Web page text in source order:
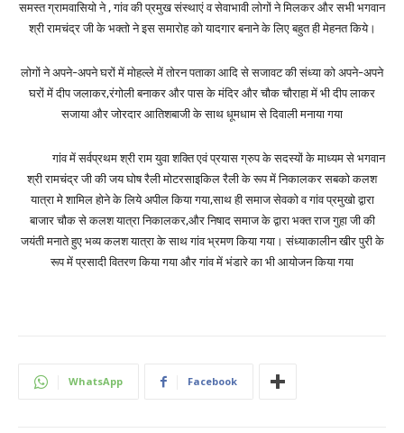
समस्त ग्रामवासियो ने , गांव की प्रमुख संस्थाएं व सेवाभावी लोगों ने मिलकर और सभी भगवान
श्री रामचंद्र जी के भक्तो ने इस समारोह को यादगार बनाने के लिए बहुत ही मेहनत किये।
लोगों ने अपने-अपने घरों में मोहल्ले में तोरन पताका आदि से सजावट की संध्या को अपने-अपने
घरों में दीप जलाकर,रंगोली बनाकर और पास के मंदिर और चौक चौराहा में भी दीप लाकर
सजाया और जोरदार आतिशबाजी के साथ धूमधाम से दिवाली मनाया गया
गांव में सर्वप्रथम श्री राम युवा शक्ति एवं प्रयास ग्रुप के सदस्यों के माध्यम से भगवान
श्री रामचंद्र जी की जय घोष रैली मोटरसाइकिल रैली के रूप में निकालकर सबको कलश
यात्रा मे शामिल होने के लिये अपील किया गया,साथ ही समाज सेवको व गांव प्रमुखो द्वारा
बाजार चौक से कलश यात्रा निकालकर,और निषाद समाज के द्वारा भक्त राज गुहा जी की
जयंती मनाते हुए भव्य कलश यात्रा के साथ गांव भ्रमण किया गया। संध्याकालीन खीर पुरी के
रूप में प्रसादी वितरण किया गया और गांव में भंडारे का भी आयोजन किया गया
WhatsApp Facebook